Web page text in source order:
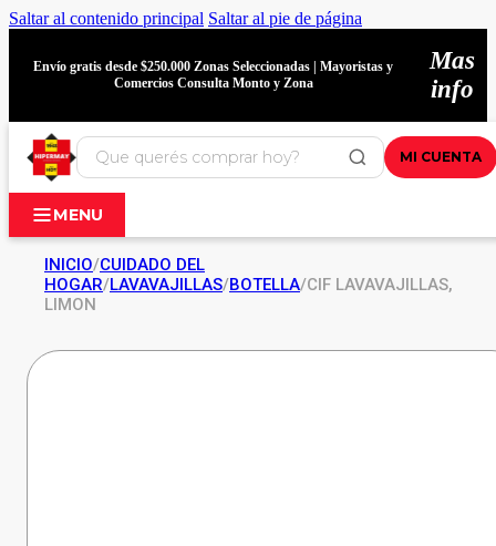
Saltar al contenido principal Saltar al pie de página
Envío gratis desde $250.000 Zonas Seleccionadas | Mayoristas y
Comercios Consulta Monto y Zona
Mas
info
MI CUENTA
MENU
INICIO/CUIDADO DEL
HOGAR/LAVAVAJILLAS/BOTELLA/CIF LAVAVAJILLAS,
LIMON